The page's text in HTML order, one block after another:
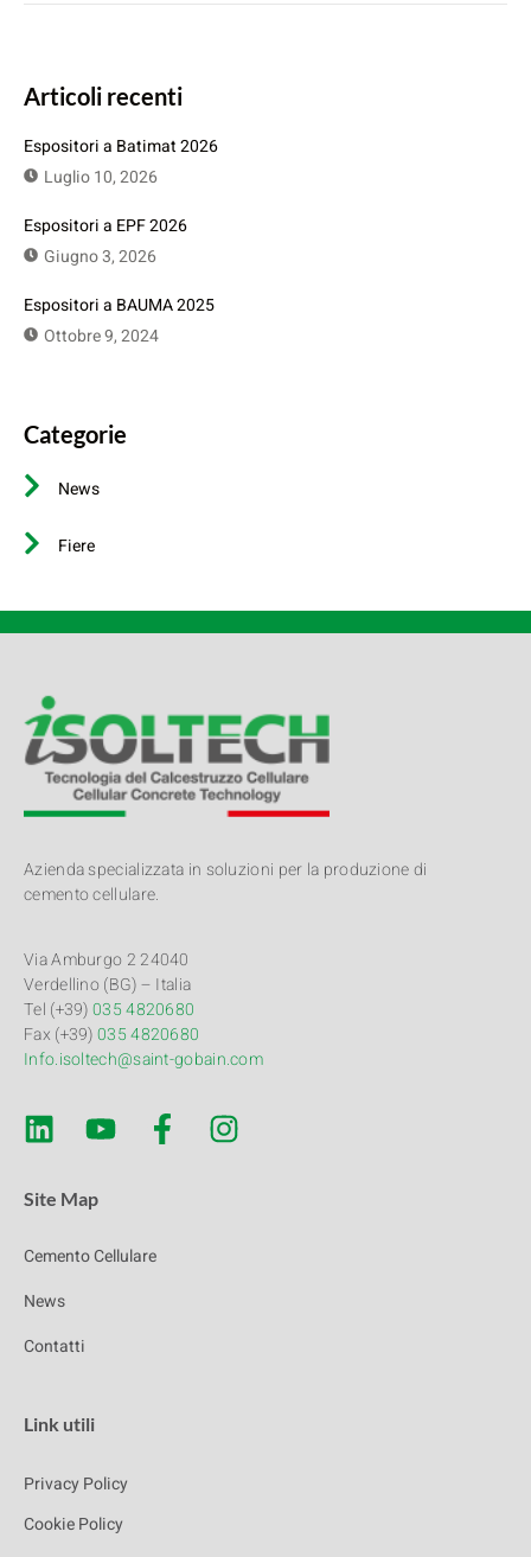
Articoli recenti
Espositori a Batimat 2026
Luglio 10, 2026
Espositori a EPF 2026
Giugno 3, 2026
Espositori a BAUMA 2025
Ottobre 9, 2024
Categorie
News
Fiere
Azienda specializzata in soluzioni per la produzione di
cemento cellulare.
Via Amburgo 2 24040
Verdellino (BG) – Italia
Tel (+39)035 4820680
Fax (+39)035 4820680
Info.isoltech@saint-gobain.com
Site Map
Cemento Cellulare
News
Contatti
Link utili
Privacy Policy
Cookie Policy